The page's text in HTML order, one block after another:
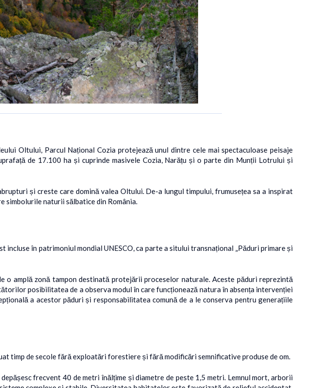
Oltului, Parcul Național Cozia protejează unul dintre cele mai spectaculoase peisaje
de 17.100 ha și cuprinde masivele Cozia, Narățu și o parte din Munții Lotrului și
și creste care domină valea Oltului. De-a lungul timpului, frumusețea sa a inspirat
naturii sălbatice din România.
în patrimoniul mondial UNESCO, ca parte a sitului transnațional „Păduri primare și
o amplă zonă tampon destinată protejării proceselor naturale. Aceste păduri reprezintă
posibilitatea de a observa modul în care funcționează natura în absența intervenției
a acestor păduri și responsabilitatea comună de a le conserva pentru generațiile
timp de secole fără exploatări forestiere și fără modificări semnificative produse de om.
frecvent 40 de metri înălțime și diametre de peste 1,5 metri. Lemnul mort, arborii